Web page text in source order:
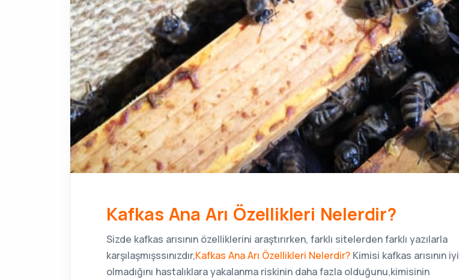
Kafkas Ana Arı Özellikleri Nelerdir?
Sizde kafkas arısının özelliklerini araştırırken, farklı sitelerden farklı yazılarla
karşılaşmışssınızdır,Kafkas Ana Arı Özellikleri Nelerdir? Kimisi kafkas arısının iyi
olmadığını hastalıklara yakalanma riskinin daha fazla olduğunu,kimisinin